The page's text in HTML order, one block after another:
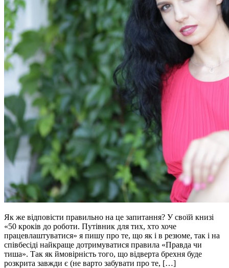
Як же відповісти правильно на це запитання? У своїй книзі
«50 кроків до роботи. Путівник для тих, хто хоче
працевлаштуватися» я пишу про те, що як і в резюме, так і на
співбесіді найкраще дотримуватися правила «Правда чи
тиша». Так як ймовірність того, що відверта брехня буде
розкрита завжди є (не варто забувати про те, […]